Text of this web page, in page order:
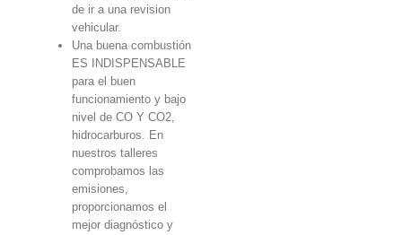
de ir a una revision
vehicular.
Una buena combustión
ES INDISPENSABLE
para el buen
funcionamiento y bajo
nivel de CO Y CO2,
hidrocarburos. En
nuestros talleres
comprobamos las
emisiones,
proporcionamos el
mejor diagnóstico y